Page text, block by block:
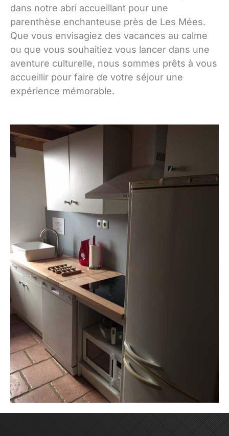
dans notre abri accueillant pour une
parenthèse enchanteuse près de Les Mées.
Que vous envisagiez des vacances au calme
ou que vous souhaitiez vous lancer dans une
aventure culturelle, nous sommes prêts à vous
accueillir pour faire de votre séjour une
expérience mémorable.